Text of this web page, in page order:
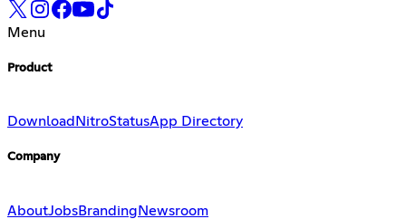
Menu
Product
Download NitroStatusApp Directory
Company
AboutJobsBranding Newsroom